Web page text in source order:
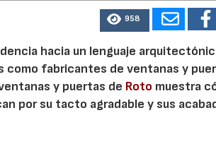
958
hacia un lenguaje
fabricantes de ventanas y
y puertas de Roto muestra
por su tacto agradable y sus